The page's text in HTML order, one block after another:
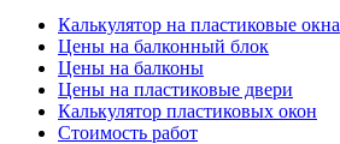
Калькулятор на пластиковые окна
Цены на балконный блок
Цены на балконы
Цены на пластиковые двери
Калькулятор пластиковых окон
Стоимость работ